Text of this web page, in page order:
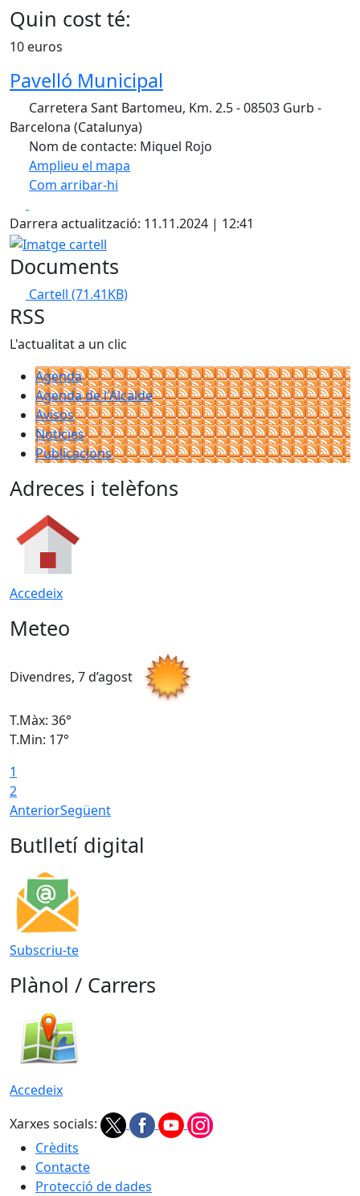
Quin cost té:
10 euros
Pavelló Municipal
Carretera Sant Bartomeu, Km. 2.5 - 08503 Gurb -
Barcelona (Catalunya)
Nom de contacte: Miquel Rojo
Amplieu el mapa
Com arribar-hi
+
−
Darrera actualització: 11.11.2024 | 12:41
Imatge cartell
Documents
Cartell (71.41KB)
RSS
L'actualitat a un clic
Agenda
Agenda de l'Alcalde
Avisos
Notícies
Publicacions
Adreces i telèfons
Accedeix
Meteo
Divendres, 7 d’agost
T.Màx: 36°
T.Min: 17°
1
2
AnteriorSegüent
Butlletí digital
Subscriu-te
Plànol / Carrers
Accedeix
Xarxes socials:
Crèdits
Contacte
Protecció de dades